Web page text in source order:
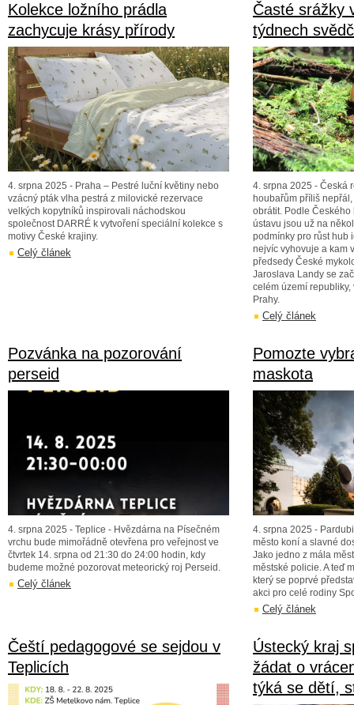
Kolekce ložního prádla
zachycuje krásy přírody
4. srpna 2025 - Praha – Pestré luční květiny nebo
vzácný pták vlha pestrá z milovické rezervace
velkých kopytníků inspirovali náchodskou
společnost DARRÉ k vytvoření speciální kolekce s
motivy České krajiny.
Celý článek
Časté srážky
týdnech
4. srpna 2025 - Česká
houbařům příliš
obrátit. Podle
ústavu jsou už na
podmínky pro růst hub
nejvíc vyhovuje a kam
předsedy České
Jaroslava Landy se
celém území
Prahy.
Celý článek
Pozvánka na pozorování
perseid
4. srpna 2025 - Teplice - Hvězdárna na Písečném
vrchu bude mimořádně otevřena pro veřejnost ve
čtvrtek 14. srpna od 21:30 do 24:00 hodin, kdy
budeme možné pozorovat meteorický roj Perseid.
Celý článek
Pomozte
maskota
4. srpna 2025 -
město koní a slavné
Jako jedno z mála
městské policie. A teď
který se poprvé
akci pro celé rodiny
Celý článek
Čeští pedagogové se sejdou v
Teplicích
Ústecký kraj
žádat o
týká se dětí,